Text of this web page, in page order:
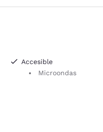
Accesible
Microondas